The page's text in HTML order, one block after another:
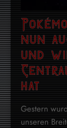
nun
und
hat
Gestern
unseren